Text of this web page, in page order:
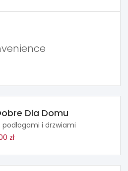
Dla Domu
podłogami i drzwiami
zł